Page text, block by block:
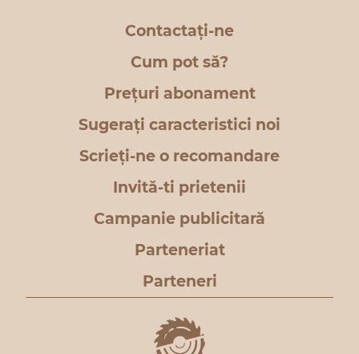
Contactați-ne
Cum pot să?
Prețuri abonament
Sugerați caracteristici noi
Scrieți-ne o recomandare
Invită-ti prietenii
Campanie publicitară
Parteneriat
Parteneri